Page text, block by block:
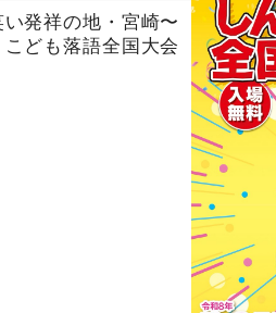
い発祥の地・宮崎〜
こども落語全国大会